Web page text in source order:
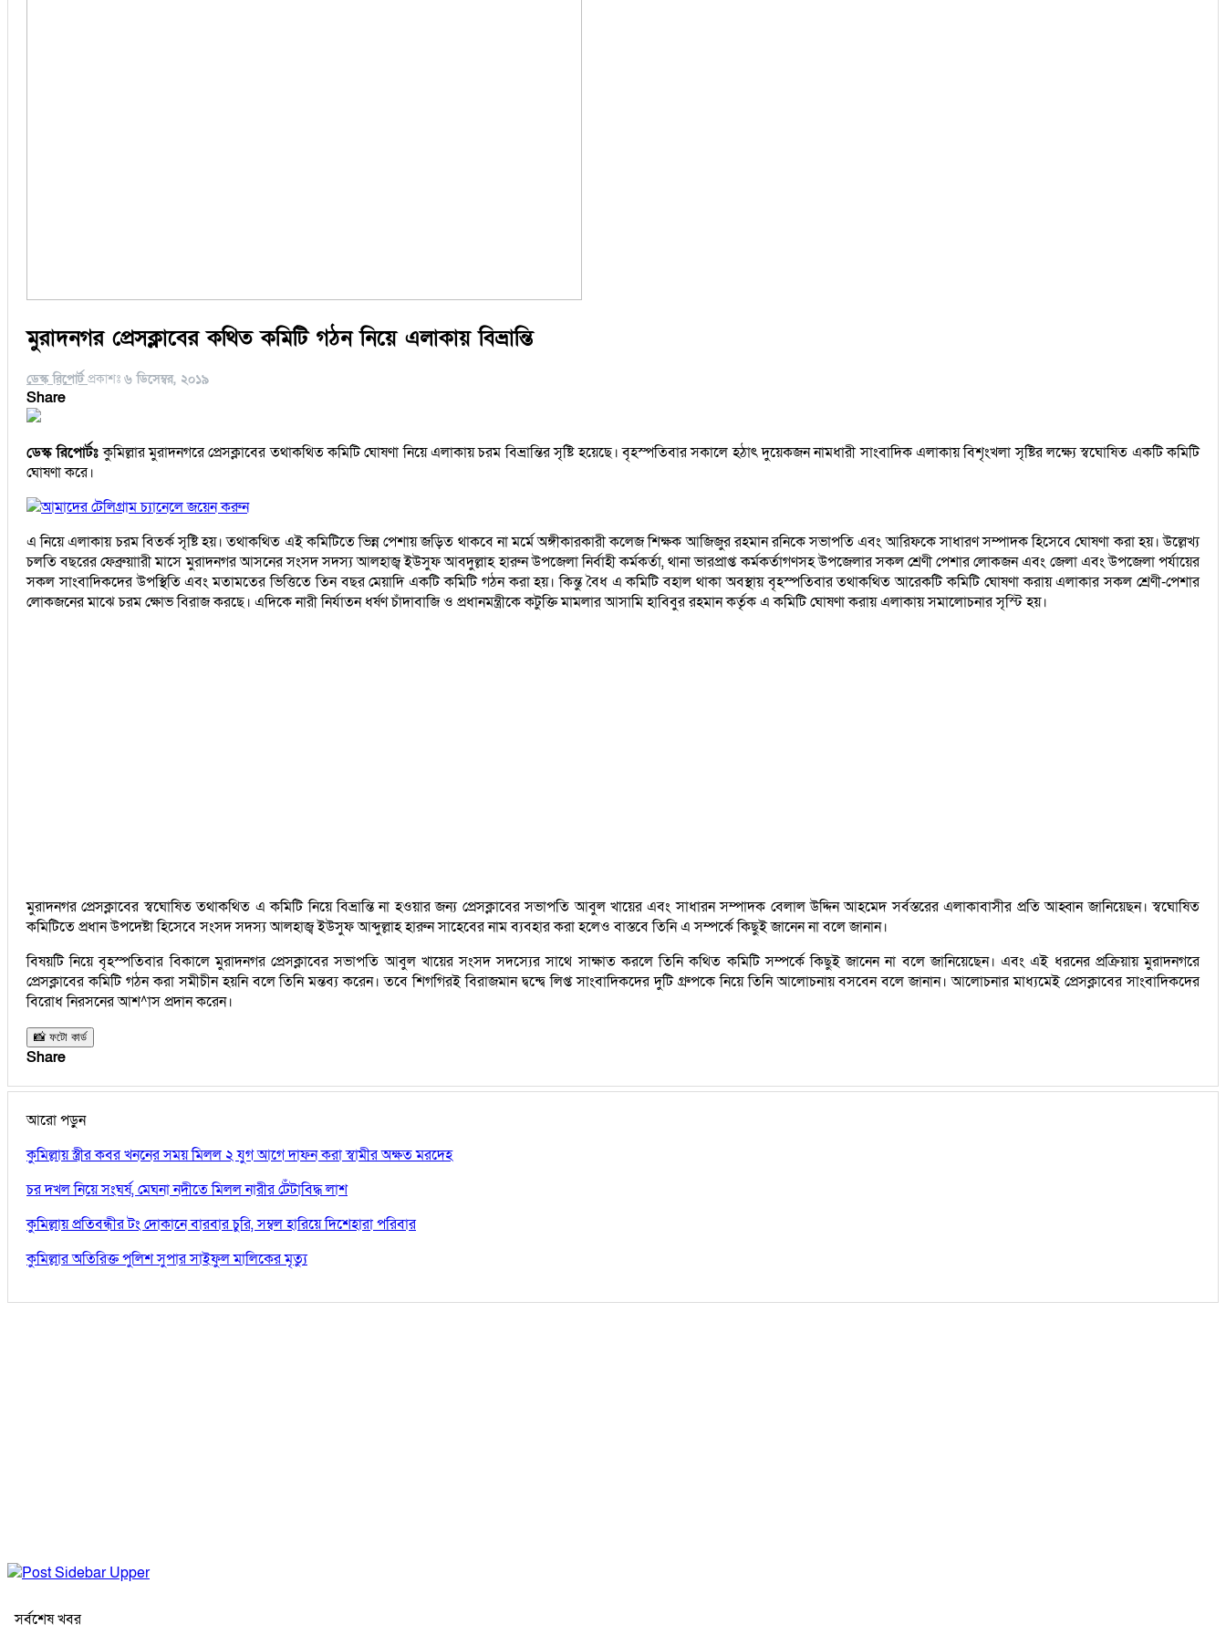
মুরাদনগর প্রেসক্লাবের কথিত কমিটি গঠন নিয়ে এলাকায় বিভ্রান্তি
ডেস্ক রিপোর্ট প্রকাশঃ ৬ ডিসেম্বর, ২০১৯
Share
ডেস্ক রিপোর্টঃকুমিল্লার মুরাদনগরে প্রেসক্লাবের তথাকথিত কমিটি ঘোষণা নিয়ে এলাকায় চরম বিভ্রান্তির সৃষ্টি হয়েছে। বৃহস্পতিবার সকালে হঠাৎ দুয়েকজন নামধারী সাংবাদিক এলাকায় বিশৃংখলা সৃষ্টির লক্ষ্যে স্বঘোষিত একটি কমিটি
ঘোষণা করে।
আমাদের টেলিগ্রাম চ্যানেলে জয়েন করুন
এ নিয়ে এলাকায় চরম বিতর্ক সৃষ্টি হয়। তথাকথিত এই কমিটিতে ভিন্ন পেশায় জড়িত থাকবে না মর্মে অঙ্গীকারকারী কলেজ শিক্ষক আজিজুর রহমান রনিকে সভাপতি এবং আরিফকে সাধারণ সম্পাদক হিসেবে ঘোষণা করা হয়। উল্লেখ্য
চলতি বছরের ফেব্রুয়াারী মাসে মুরাদনগর আসনের সংসদ সদস্য আলহাজ্ব ইউসুফ আবদুল্লাহ হারুন উপজেলা নির্বাহী কর্মকর্তা, থানা ভারপ্রাপ্ত কর্মকর্তাগণসহ উপজেলার সকল শ্রেণী পেশার লোকজন এবং জেলা এবং উপজেলা পর্যায়ের
সকল সাংবাদিকদের উপস্থিতি এবং মতামতের ভিত্তিতে তিন বছর মেয়াদি একটি কমিটি গঠন করা হয়। কিন্তু বৈধ এ কমিটি বহাল থাকা অবস্থায় বৃহস্পতিবার তথাকথিত আরেকটি কমিটি ঘোষণা করায় এলাকার সকল শ্রেণী-পেশার
লোকজনের মাঝে চরম ক্ষোভ বিরাজ করছে। এদিকে নারী নির্যাতন ধর্ষণ চাঁদাবাজি ও প্রধানমন্ত্রীকে কটুক্তি মামলার আসামি হাবিবুর রহমান কর্তৃক এ কমিটি ঘোষণা করায় এলাকায় সমালোচনার সৃস্টি হয়।
মুরাদনগর প্রেসক্লাবের স্বঘোষিত তথাকথিত এ কমিটি নিয়ে বিভ্রান্তি না হওয়ার জন্য প্রেসক্লাবের সভাপতি আবুল খায়ের এবং সাধারন সম্পাদক বেলাল উদ্দিন আহমেদ সর্বস্তরের এলাকাবাসীর প্রতি আহ্বান জানিয়েছন। স্বঘোষিত
কমিটিতে প্রধান উপদেষ্টা হিসেবে সংসদ সদস্য আলহাজ্ব ইউসুফ আব্দুল্লাহ হারুন সাহেবের নাম ব্যবহার করা হলেও বাস্তবে তিনি এ সম্পর্কে কিছুই জানেন না বলে জানান।
বিষয়টি নিয়ে বৃহস্পতিবার বিকালে মুরাদনগর প্রেসক্লাবের সভাপতি আবুল খায়ের সংসদ সদস্যের সাথে সাক্ষাত করলে তিনি কথিত কমিটি সম্পর্কে কিছুই জানেন না বলে জানিয়েছেন। এবং এই ধরনের প্রক্রিয়ায় মুরাদনগরে
প্রেসক্লাবের কমিটি গঠন করা সমীচীন হয়নি বলে তিনি মন্তব্য করেন। তবে শিগগিরই বিরাজমান দ্বন্দ্বে লিপ্ত সাংবাদিকদের দুটি গ্রুপকে নিয়ে তিনি আলোচনায় বসবেন বলে জানান। আলোচনার মাধ্যমেই প্রেসক্লাবের সাংবাদিকদের
বিরোধ নিরসনের আশ^াস প্রদান করেন।
📸 ফটো কার্ড
Share
আরো পড়ুন
কুমিল্লায় স্ত্রীর কবর খননের সময় মিলল ২ যুগ আগে দাফন করা স্বামীর অক্ষত মরদেহ
চর দখল নিয়ে সংঘর্ষ, মেঘনা নদীতে মিলল নারীর টেঁটাবিদ্ধ লাশ
কুমিল্লায় প্রতিবন্ধীর টং দোকানে বারবার চুরি, সম্বল হারিয়ে দিশেহারা পরিবার
কুমিল্লার অতিরিক্ত পুলিশ সুপার সাইফুল মালিকের মৃত্যু
সর্বশেষ খবর